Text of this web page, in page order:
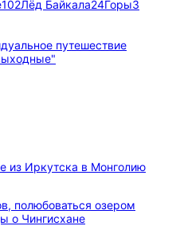
102Лёд Байкала24Горы3
из Иркутска в Монголию
полюбоваться озером
о Чингисхане